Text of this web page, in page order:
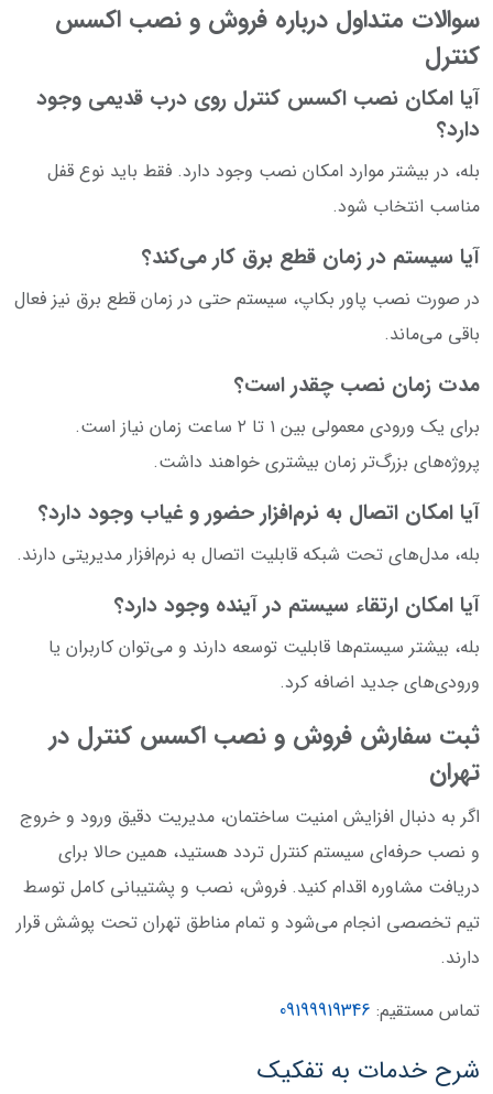
سوالات متداول درباره فروش و نصب اکسس
کنترل
آیا امکان نصب اکسس کنترل روی درب قدیمی وجود
دارد؟
بله، در بیشتر موارد امکان نصب وجود دارد. فقط باید نوع قفل
مناسب انتخاب شود.
آیا سیستم در زمان قطع برق کار می‌کند؟
در صورت نصب پاور بکاپ، سیستم حتی در زمان قطع برق نیز فعال
باقی می‌ماند.
مدت زمان نصب چقدر است؟
برای یک ورودی معمولی بین ۱ تا ۲ ساعت زمان نیاز است.
پروژه‌های بزرگ‌تر زمان بیشتری خواهند داشت.
آیا امکان اتصال به نرم‌افزار حضور و غیاب وجود دارد؟
بله، مدل‌های تحت شبکه قابلیت اتصال به نرم‌افزار مدیریتی دارند.
آیا امکان ارتقاء سیستم در آینده وجود دارد؟
بله، بیشتر سیستم‌ها قابلیت توسعه دارند و می‌توان کاربران یا
ورودی‌های جدید اضافه کرد.
ثبت سفارش فروش و نصب اکسس کنترل در
تهران
اگر به دنبال افزایش امنیت ساختمان، مدیریت دقیق ورود و خروج
و نصب حرفه‌ای سیستم کنترل تردد هستید، همین حالا برای
دریافت مشاوره اقدام کنید. فروش، نصب و پشتیبانی کامل توسط
تیم تخصصی انجام می‌شود و تمام مناطق تهران تحت پوشش قرار
دارند.
تماس مستقیم: 09199919346
شرح خدمات به تفکیک